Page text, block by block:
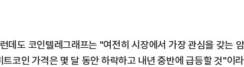
데도 코인텔레그래프는 "여전히 시장에서 가장 관심을 갖는
트코인 가격은 몇 달 동안 하락하고 내년 중반에 급등할 것"이